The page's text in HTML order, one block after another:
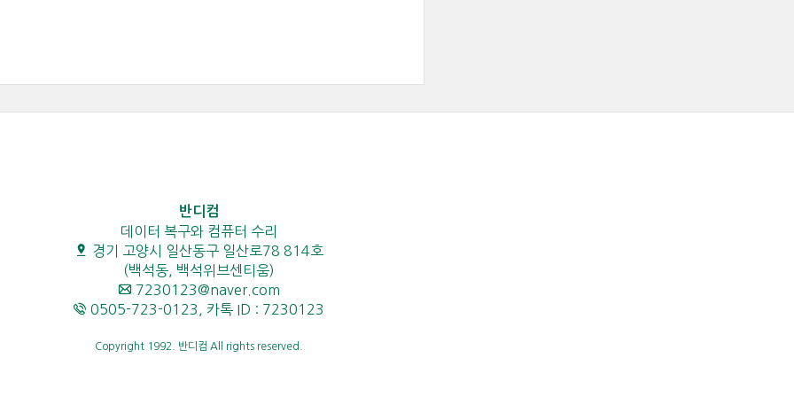
반디컴
데이터 복구와 컴퓨터 수리
경기 고양시 일산동구 일산로78 814호
(백석동, 백석위브센티움)
7230123@naver.com
0505-723-0123, 카톡 ID : 7230123
Copyright 1992. 반디컴 All rights reserved.